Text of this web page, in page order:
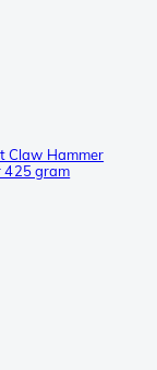
Claw Hammer
425 gram